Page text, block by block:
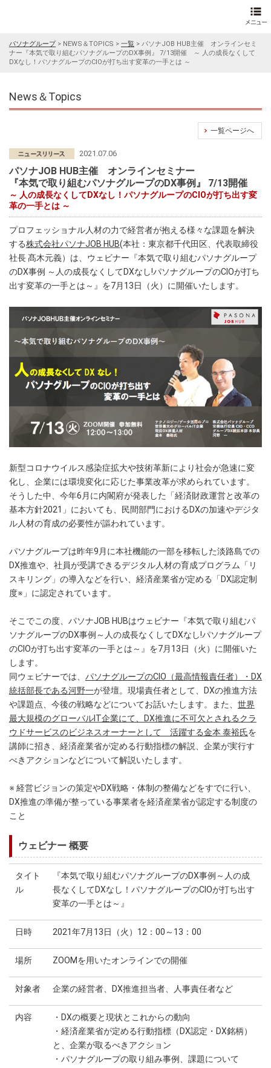
パソナグループ> NEWS＆TOPICS > 一覧 > パソナJOB HUB主催 オンラインセミ
ナー『本気で取り組むパソナグループのDX事例』 7/13開催 ～ 人の成長なくして
DXなし！パソナグループのCIOが打ち出す変革の一手とは ～
News＆Topics
一覧ページへ
2021.07.06
パソナJOB HUB主催 オンラインセミナー
『本気で取り組むパソナグループのDX事例』 7/13開催
～ 人の成長なくしてDXなし！パソナグループのCIOが打ち出す変
革の一手とは ～
プロフェッショナル人材の力で経営者が抱える様々な課題を解決
する株式会社パソナJOB HUB(本社：東京都千代田区、代表取締役
社長 髙木元義）は、ウェビナー『本気で取り組むパソナグループ
のDX事例 ～人の成長なくしてDXなし!パソナグループのCIOが打ち
出す変革の一手とは～』を7月13日（火）に開催いたします。
新型コロナウイルス感染症拡大や技術革新により社会が急速に変
化し、企業には環境変化に応じた事業改革が求められています。
そうした中、今年6月に内閣府が発表した「経済財政運営と改革の
基本方針2021」においても、民間部門におけるDXの加速やデジタ
ル人材の育成の必要性が謳われています。
パソナグループは昨年9月に本社機能の一部を移転した淡路島での
DX推進や、社員が受講できるデジタル人材の育成プログラム「リ
スキリング」の導入などを行い、経済産業省が定める「DX認定制
度※」に認定されています。
そこでこの度、パソナJOB HUBはウェビナー『本気で取り組むパ
ソナグループのDX事例～人の成長なくしてDXなし!パソナグループ
のCIOが打ち出す変革の一手とは～』を7月13日（火）に開催いた
します。
同ウェビナーでは、 パソナグループのCIO（最高情報責任者）・DX
統括部長である河野一が登壇。現場責任者として、DXの推進方法
や課題点、今後の戦略などについてお話いたします。また、 世界
最大規模のグローバルIT企業にて、DX推進に不可欠とされるクラ
ウドサービスのビジネスオーナーとして 活躍する金本 泰裕氏を
講師に招き、経済産業省が定める行動指標の解説、企業が実行す
べきアクションなどについて解説いたします。
※ 経営ビジョンの策定やDX戦略・体制の整備などをすでに行い、
DX推進の準備が整っている事業者を経済産業省が認定する制度の
こと
ウェビナー 概要
タイト
ル
『本気で取り組むパソナグループのDX事例～人の成
長なくしてDXなし！パソナグループのCIOが打ち出す
変革の一手とは～』
日時 2021年7月13日（火）12：00～13：00
場所 ZOOMを用いたオンラインでの開催
対象者 企業の経営者、DX推進担当者、人事責任者など
内容
・DXの概要と現状とこれからの動向
・経済産業省が定める行動指標（DX認定・DX銘柄）
と、企業が取るべきアクション
・パソナグループの取り組み事例、課題について